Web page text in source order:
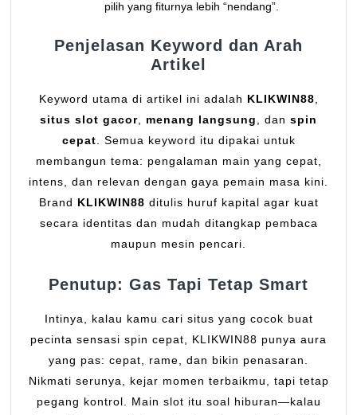
pilih yang fiturnya lebih “nendang”.
Penjelasan Keyword dan Arah
Artikel
Keyword utama di artikel ini adalah KLIKWIN88
situs slot gacor
menang langsung , dan spin
cepat . Semua keyword itu dipakai untuk
membangun tema: pengalaman main yang cepat,
intens, dan relevan dengan gaya pemain masa kini.
Brand KLIKWIN88 ditulis huruf kapital agar kuat
secara identitas dan mudah ditangkap pembaca
maupun mesin pencari.
Penutup: Gas Tapi Tetap Smart
Intinya, kalau kamu cari situs yang cocok buat
pecinta sensasi spin cepat, KLIKWIN88 punya aura
yang pas: cepat, rame, dan bikin penasaran.
Nikmati serunya, kejar momen terbaikmu, tapi tetap
pegang kontrol. Main slot itu soal hiburan—kalau